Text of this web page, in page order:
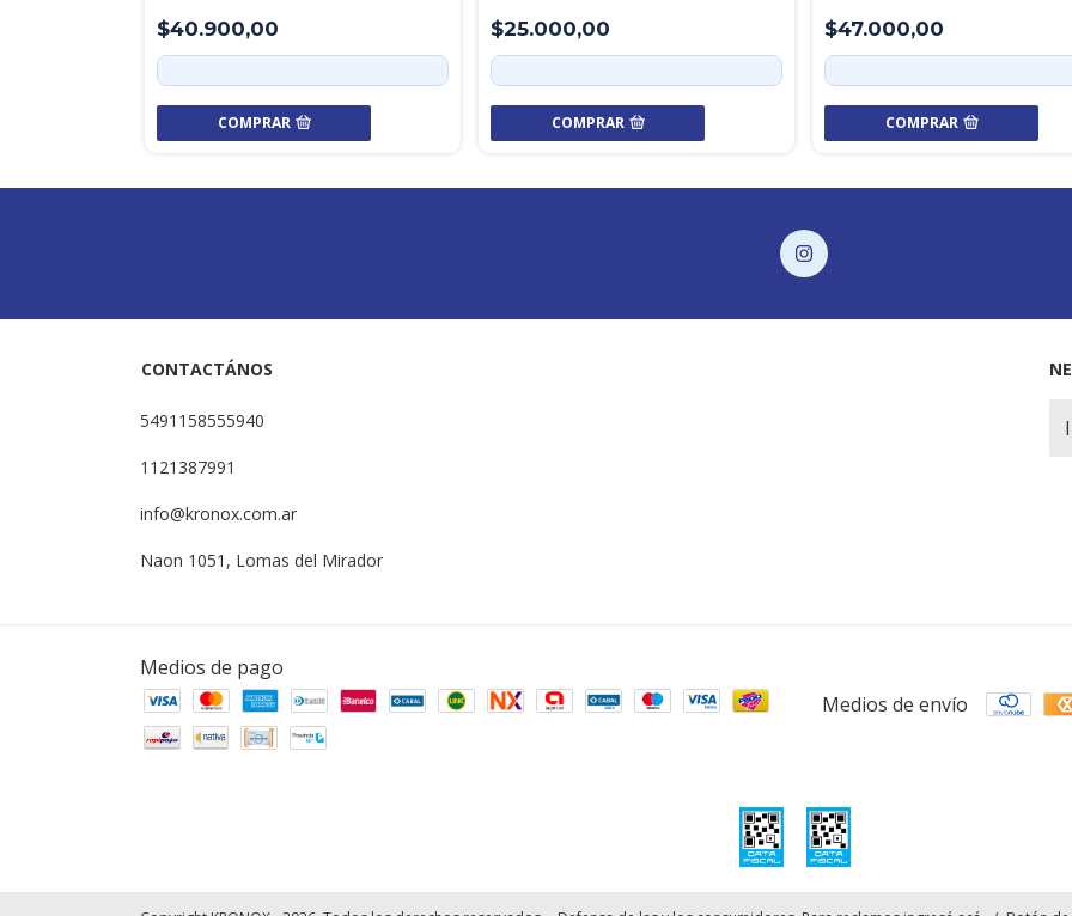
$40.900,00
COMPRAR
$25.000,00
COMPRAR
$47.000,00
COMPRAR
CONTACTÁNOS
5491158555940
1121387991
info@kronox.com.ar
Naon 1051, Lomas del Mirador
Medios de pago
Medios de envío